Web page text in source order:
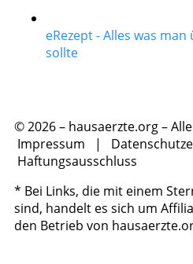
eRezept - Alles was
sollte
© 2026 – hausaerzte.org –
Impressum |
Haftungsausschluss
* Bei Links, die mit einem
sind, handelt es sich um
den Betrieb von